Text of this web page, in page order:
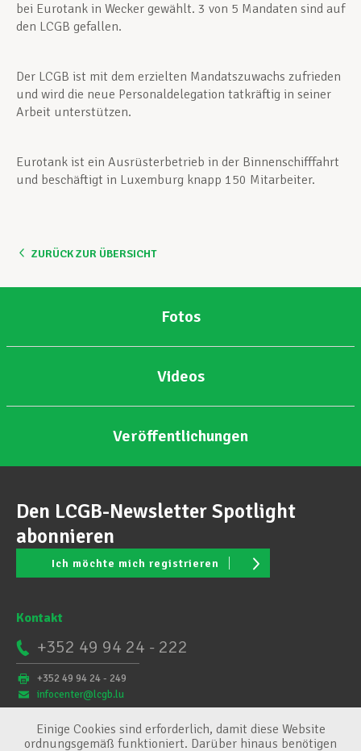
bei Eurotank in Wecker gewählt. 3 von 5 Mandaten sind auf
den LCGB gefallen.
Der LCGB ist mit dem erzielten Mandatszuwachs zufrieden
und wird die neue Personaldelegation tatkräftig in seiner
Arbeit unterstützen.
Eurotank ist ein Ausrüsterbetrieb in der Binnenschifffahrt
und beschäftigt in Luxemburg knapp 150 Mitarbeiter.
ZURÜCK ZUR ÜBERSICHT
Fotos
Videos
Veröffentlichungen
Den LCGB-Newsletter Spotlight
abonnieren
Ich möchte mich registrieren
Kontakt
+352 49 94 24 - 222
+352 49 94 24 - 249
infocenter@lcgb.lu
Einige Cookies sind erforderlich, damit diese Website
ordnungsgemäß funktioniert. Darüber hinaus benötigen